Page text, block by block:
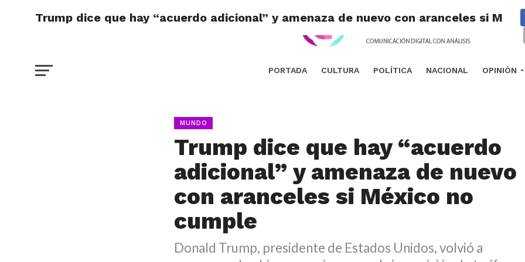
PORTADA CULTURA POLÍTICA NACIONAL OPINIÓN
Trump dice que hay “acuerdo adicional” y amenaza de nuevo con aranceles si
MUNDO
Trump dice que hay “acuerdo
adicional” y amenaza de nuevo
con aranceles si México no
cumple
Donald Trump, presidente de Estados Unidos, volvió a